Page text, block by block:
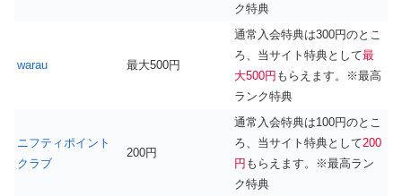
ク特典
warau 最大500円
通常入会特典は300円のとこ
ろ、当サイト特典として最
大500円 もらえます。※最高
ランク特典
ニフティポイント
クラブ
200円
通常入会特典は100円のとこ
ろ、当サイト特典として200
円 もらえます。※最高ラン
ク特典